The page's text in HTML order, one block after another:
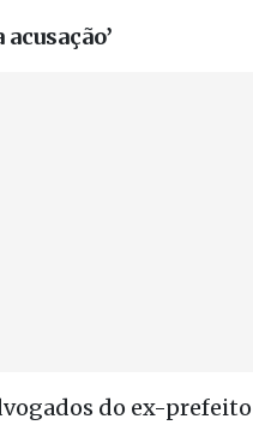
acusação’
do ex-